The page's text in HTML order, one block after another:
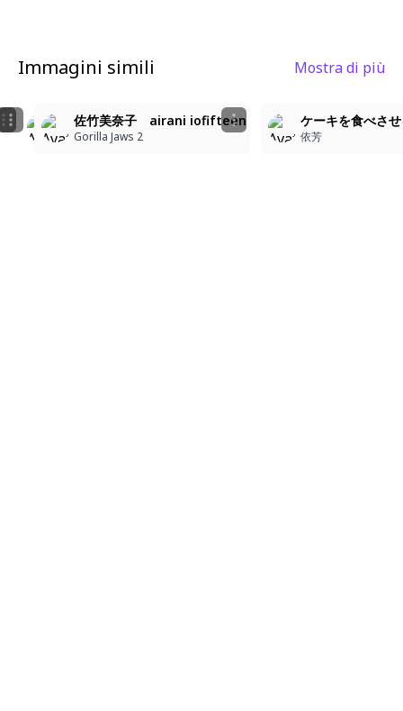
Immagini simili Mostra di più
佐竹美奈子 姫森ルーナ
Gorilla Jaws 2
みあ/mia
佐竹美奈子 airani iofifteen
Gorilla Jaws 2
ケーキを食べさ
依芳